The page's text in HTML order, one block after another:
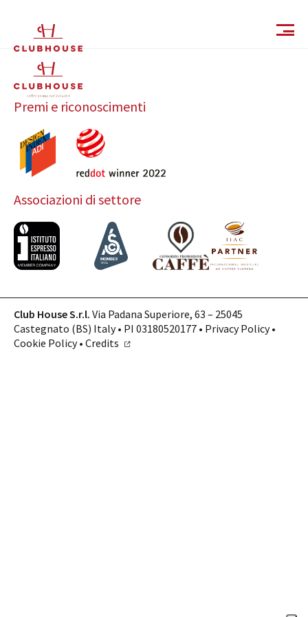
Catalogo
Finiture e Collezioni
Magazine
Azienda
Contatti
SHOP ONLINE CHIAMA
EN
Premi e riconoscimenti
Associazioni di settore
Club House S.r.l. Via Padana Superiore, 63 – 25045
Castegnato (BS) Italy • PI 03180520177 • Privacy Policy•
Cookie Policy• Credits